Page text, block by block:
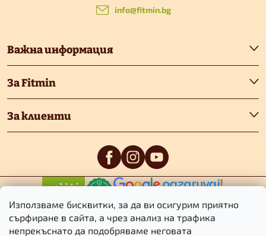
Използваме бисквитки, за да ви осигурим приятно
сърфиране в сайта, а чрез анализ на трафика
непрекъснато да подобряваме неговата
т
е
р
Важна информация
За Fitmin
За клиенти
info@fitmin.bg